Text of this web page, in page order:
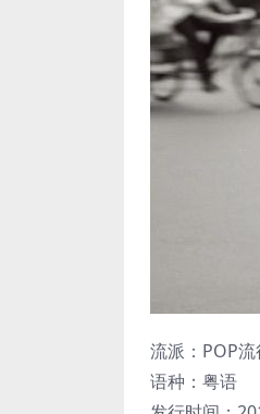
流派：POP流
语种：粤语